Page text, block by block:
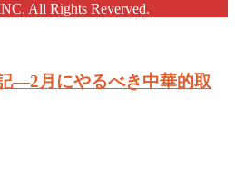
All Rights Reverved.
―2月にやるべき中華的取